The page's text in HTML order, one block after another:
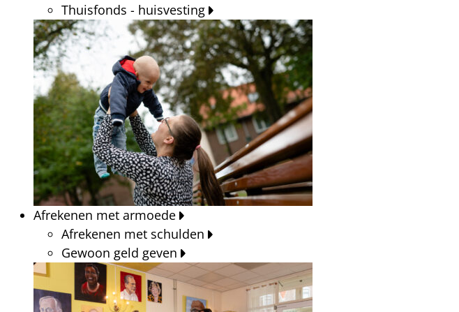
Thuisfonds - huisvesting
Afrekenen met armoede
Afrekenen met schulden
Gewoon geld geven